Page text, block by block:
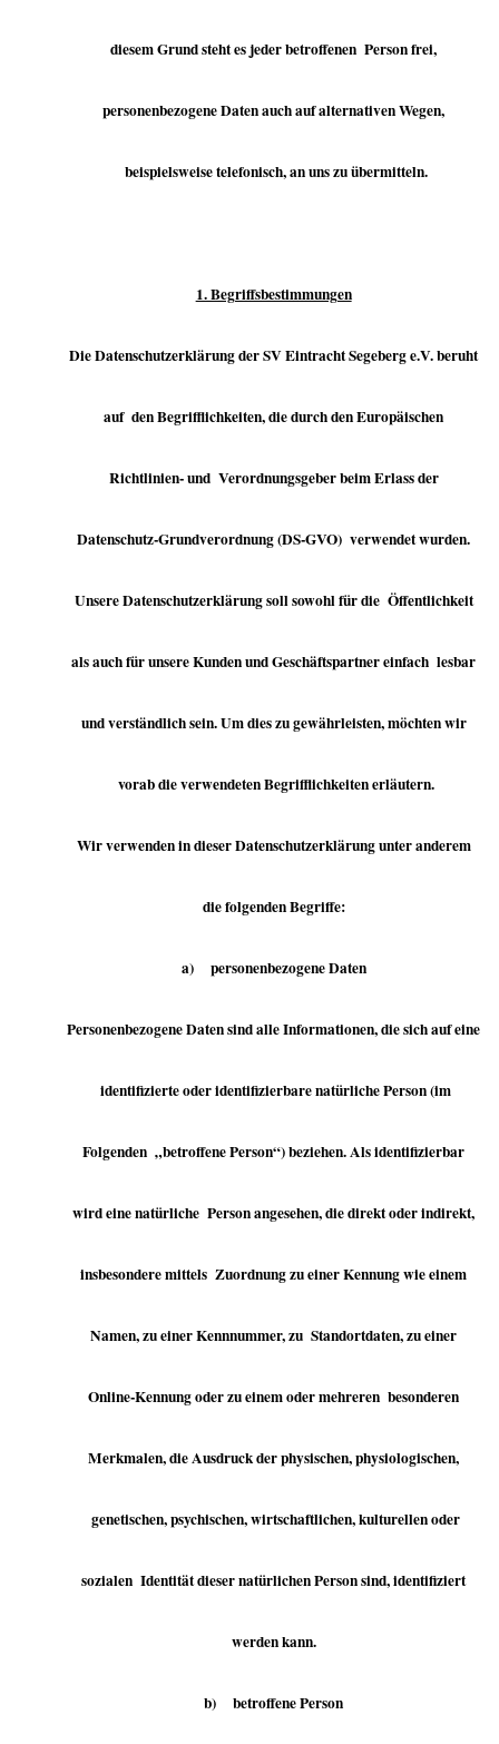
diesem Grund steht es jeder betroffenen Person frei,
personenbezogene Daten auch auf alternativen Wegen,
beispielsweise telefonisch, an uns zu übermitteln.
1. Begriffsbestimmungen
Die Datenschutzerklärung der SV Eintracht Segeberg e.V. beruht
auf den Begrifflichkeiten, die durch den Europäischen
Richtlinien- und Verordnungsgeber beim Erlass der
Datenschutz-Grundverordnung (DS-GVO) verwendet wurden.
Unsere Datenschutzerklärung soll sowohl für die Öffentlichkeit
als auch für unsere Kunden und Geschäftspartner einfach lesbar
und verständlich sein. Um dies zu gewährleisten, möchten wir
vorab die verwendeten Begrifflichkeiten erläutern.
Wir verwenden in dieser Datenschutzerklärung unter anderem
die folgenden Begriffe:
a) personenbezogene Daten
Personenbezogene Daten sind alle Informationen, die sich auf eine
identifizierte oder identifizierbare natürliche Person (im
Folgenden „betroffene Person“) beziehen. Als identifizierbar
wird eine natürliche Person angesehen, die direkt oder indirekt,
insbesondere mittels Zuordnung zu einer Kennung wie einem
Namen, zu einer Kennnummer, zu Standortdaten, zu einer
Online-Kennung oder zu einem oder mehreren besonderen
Merkmalen, die Ausdruck der physischen, physiologischen,
genetischen, psychischen, wirtschaftlichen, kulturellen oder
sozialen Identität dieser natürlichen Person sind, identifiziert
werden kann.
b) betroffene Person